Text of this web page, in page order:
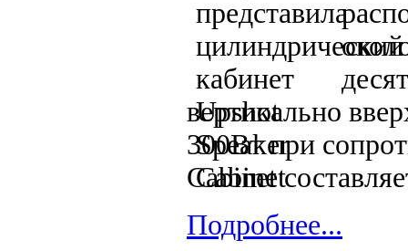
вертикально
300Вт при
Cabinet
Подробнее...